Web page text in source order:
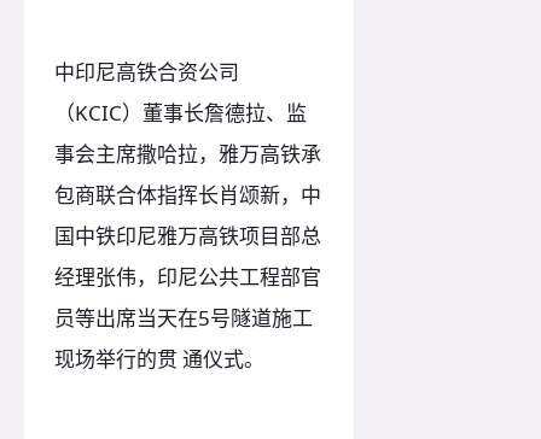
中印尼高铁合资公司
（KCIC）董事长詹德拉、监
事会主席撒哈拉，雅万高铁承
包商联合体指挥长肖颂新，中
国中铁印尼雅万高铁项目部总
经理张伟，印尼公共工程部官
员等出席当天在5号隧道施工
现场举行的贯 通仪式。